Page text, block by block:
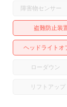
障害物センサー
盗難防止装
ヘッドライトオ
ローダウン
リフトアップ